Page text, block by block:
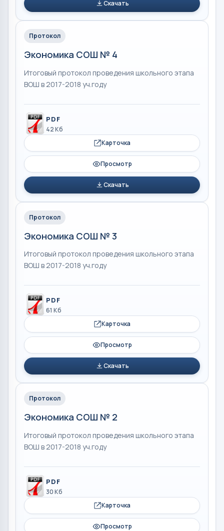
Скачать
Протокол
Экономика СОШ № 4
Итоговый протокол проведения школьного этапа
ВОШ в 2017-2018 уч.году
PDF
42 Кб
Карточка
Просмотр
Скачать
Протокол
Экономика СОШ № 3
Итоговый протокол проведения школьного этапа
ВОШ в 2017-2018 уч.году
PDF
61 Кб
Карточка
Просмотр
Скачать
Протокол
Экономика СОШ № 2
Итоговый протокол проведения школьного этапа
ВОШ в 2017-2018 уч.году
PDF
30 Кб
Карточка
Просмотр